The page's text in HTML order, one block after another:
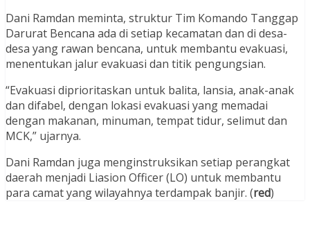
Dani Ramdan meminta, struktur Tim Komando Tanggap
Darurat Bencana ada di setiap kecamatan dan di desa-
desa yang rawan bencana, untuk membantu evakuasi,
menentukan jalur evakuasi dan titik pengungsian.
“Evakuasi diprioritaskan untuk balita, lansia, anak-anak
dan difabel, dengan lokasi evakuasi yang memadai
dengan makanan, minuman, tempat tidur, selimut dan
MCK,” ujarnya.
Dani Ramdan juga menginstruksikan setiap perangkat
daerah menjadi Liasion Officer (LO) untuk membantu
para camat yang wilayahnya terdampak banjir. (red)